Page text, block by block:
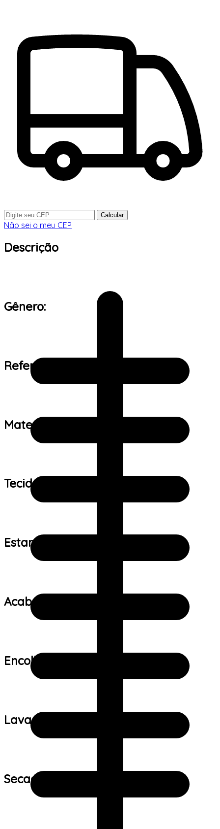
Calcular
Não sei o meu CEP
Descrição
Gênero:
Referência de tamanho:
Material:
Tecido:
Estampa:
Acabamento:
Encolhimento:
Lavagem:
Secagem: